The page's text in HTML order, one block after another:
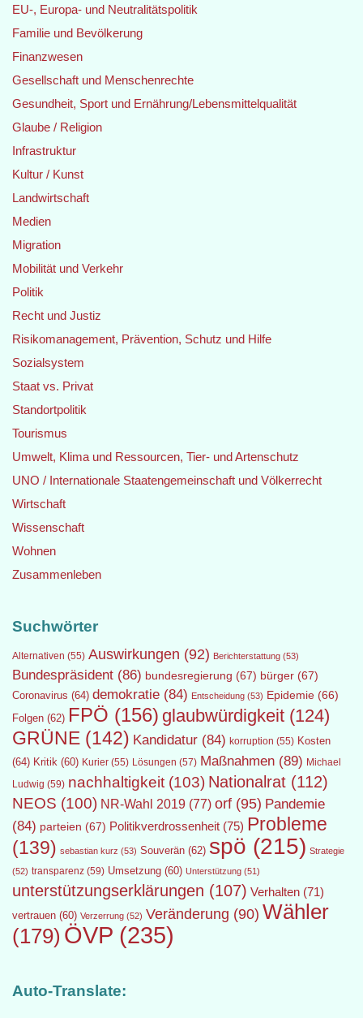
EU-, Europa- und Neutralitätspolitik
Familie und Bevölkerung
Finanzwesen
Gesellschaft und Menschenrechte
Gesundheit, Sport und Ernährung/Lebensmittelqualität
Glaube / Religion
Infrastruktur
Kultur / Kunst
Landwirtschaft
Medien
Migration
Mobilität und Verkehr
Politik
Recht und Justiz
Risikomanagement, Prävention, Schutz und Hilfe
Sozialsystem
Staat vs. Privat
Standortpolitik
Tourismus
Umwelt, Klima und Ressourcen, Tier- und Artenschutz
UNO / Internationale Staatengemeinschaft und Völkerrecht
Wirtschaft
Wissenschaft
Wohnen
Zusammenleben
Suchwörter
Alternativen (55) Auswirkungen (92) Berichterstattung (53)
Bundespräsident (86) bundesregierung (67) bürger (67)
Coronavirus (64) demokratie (84) Entscheidung (53) Epidemie (66)
Folgen (62) FPÖ (156) glaubwürdigkeit (124)
GRÜNE (142) Kandidatur (84) korruption (55) Kosten
(64) Kritik (60) Kurier (55) Lösungen (57) Maßnahmen (89) Michael
Ludwig (59) nachhaltigkeit (103) Nationalrat (112)
NEOS (100) NR-Wahl 2019 (77) orf (95) Pandemie
(84) parteien (67) Politikverdrossenheit (75) Probleme
(139) sebastian kurz (53) Souverän (62) spö (215) Strategie
(52) transparenz (59) Umsetzung (60) Unterstützung (51)
unterstützungserklärungen (107) Verhalten (71)
vertrauen (60) Verzerrung (52) Veränderung (90) Wähler
(179) ÖVP (235)
Auto-Translate: